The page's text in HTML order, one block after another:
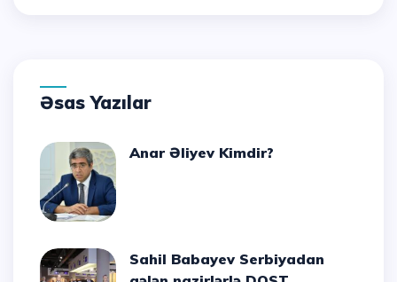
Əsas Yazılar
Anar Əliyev Kimdir?
Sahil Babayev Serbiyadan